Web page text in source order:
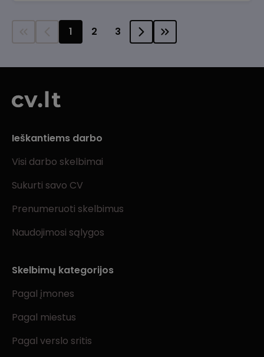
1 2 3
Ieškantiems darbo
Visi darbo skelbimai
Sukurti savo CV
Prenumeruoti skelbimus
Naudojimosi sąlygos
Skelbimų kategorijos
Pagal įmones
Pagal miestus
Pagal verslo sritis